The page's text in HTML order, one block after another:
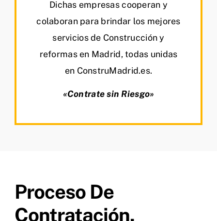
Dichas empresas cooperan y
colaboran para brindar los mejores
servicios de Construcción y
reformas en Madrid, todas unidas
en ConstruMadrid.es.
«Contrate sin Riesgo»
Proceso De
Contratación.